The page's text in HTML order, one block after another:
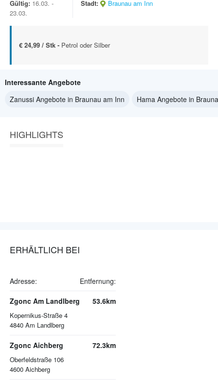
Gültig: 16.03. -
23.03.
Stadt:
Braunau am Inn
€ 24,99 / Stk - Petrol oder Silber
Interessante Angebote
Zanussi Angebote in Braunau am Inn
Hama Angebote in
HIGHLIGHTS
ERHÄLTLICH BEI
Adresse: Entfernung:
Zgonc Am Landlberg
Kopernikus-Straße 4
4840 Am Landlberg
53.6km
Zgonc Aichberg
Oberfeldstraße 106
4600 Aichberg
72.3km